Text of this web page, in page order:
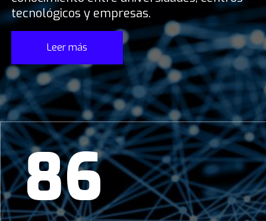
tecnológicos y empresas.
Leer más
86